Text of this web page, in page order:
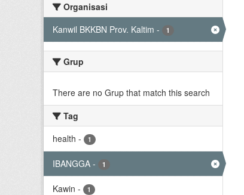
Organisasi
Kanwil BKKBN Prov. Kaltim - 1
Grup
There are no Grup that match this search
Tag
health - 1
IBANGGA - 1
Kawin - 1